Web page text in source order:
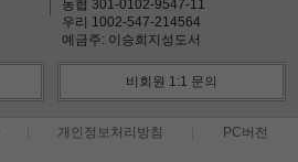
농협 301-0102-9547-11
우리 1002-547-214564
예금주: 이승희지성도서
비회원 1:1 문의
개인정보처리방침 PC버전